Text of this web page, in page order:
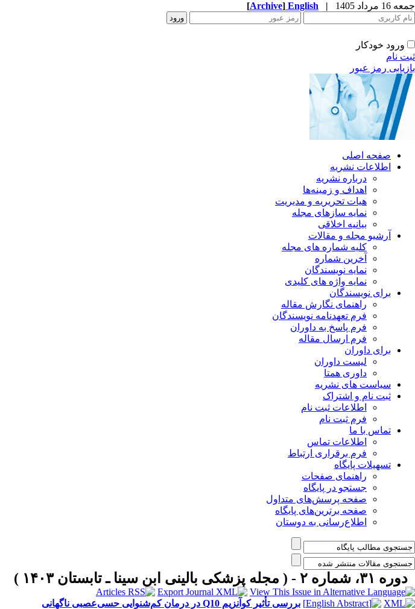
جمعه 16 مرداد 1405 |
English
[Archive]
ورود خودکار
ثبت نام
بازیابی رمز عبور
صفحه اصلی
اطلاعات نشریه
درباره نشریه
اهداف و زمینه‌ها
هیات تحریریه و مدیریت
نمایه سازهای مجله
بیانیه اخلاقی
آرشیو مجله و مقالات
کلیه شماره های مجله
آخرین شماره
نمایه نویسندگان
نمایه واژه های کلیدی
برای نویسندگان
راهنمای نگارش مقاله
فرم تعهدنامه نویسندگان
فرم پاسخ به داوران
فرم ارسال مقاله
برای داوران
لیست داوران
داوری همتا
سیاست های نشریه
ثبت نام و اشتراک
اطلاعات ثبت نام
فرم ثبت نام
تماس با ما
اطلاعات تماس
فرم برقراری ارتباط
تسهیلات پایگاه
راهنمای صفحات
جستجو در پایگاه
صفحه پرسش‌های متداول
صفحه برترین‌های پایگاه
اطلاع‌رسانی به دوستان
دوره ۳۱، شماره ۲ - ( مجله پزشکی بالینی ابن سینا ـ تابستان ۱۴۰۳ )
بررسی تأثیر کوآنزیم Q10 در درمان کم‌شنوایی حسی‌عصبی ناگهانی